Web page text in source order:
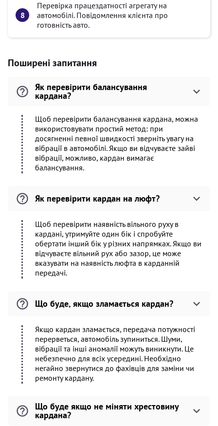
Перевірка працездатності агрегату на
автомобілі. Повідомлення клієнта про
готовність авто.
Поширені запитання
Як перевірити балансування
кардана?
Щоб перевірити балансування кардана, можна
використовувати простий метод: при
досягненні певної швидкості зверніть увагу на
вібрації в автомобілі. Якщо ви відчуваєте зайві
вібрації, можливо, кардан вимагає
балансування.
Як перевірити кардан на люфт?
Щоб перевірити наявність вільного руху в
кардані, утримуйте один бік і спробуйте
обертати інший бік у різних напрямках. Якщо ви
відчуваєте вільний рух або зазор, це може
вказувати на наявність люфта в карданній
передачі.
Що буде, якщо зламається кардан?
Якщо кардан зламається, передача потужності
перерветься, автомобіль зупиниться. Шуми,
вібрації та інші аномалії можуть виникнути. Це
небезпечно для всіх усередині. Необхідно
негайно звернутися до фахівців для заміни чи
ремонту кардану.
Що буде якщо не міняти хрестовину
кардана?